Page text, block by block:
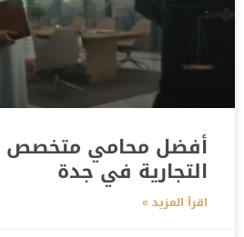
أفضل محامي متخصص
التجارية في جدة
اقرأ المزيد »